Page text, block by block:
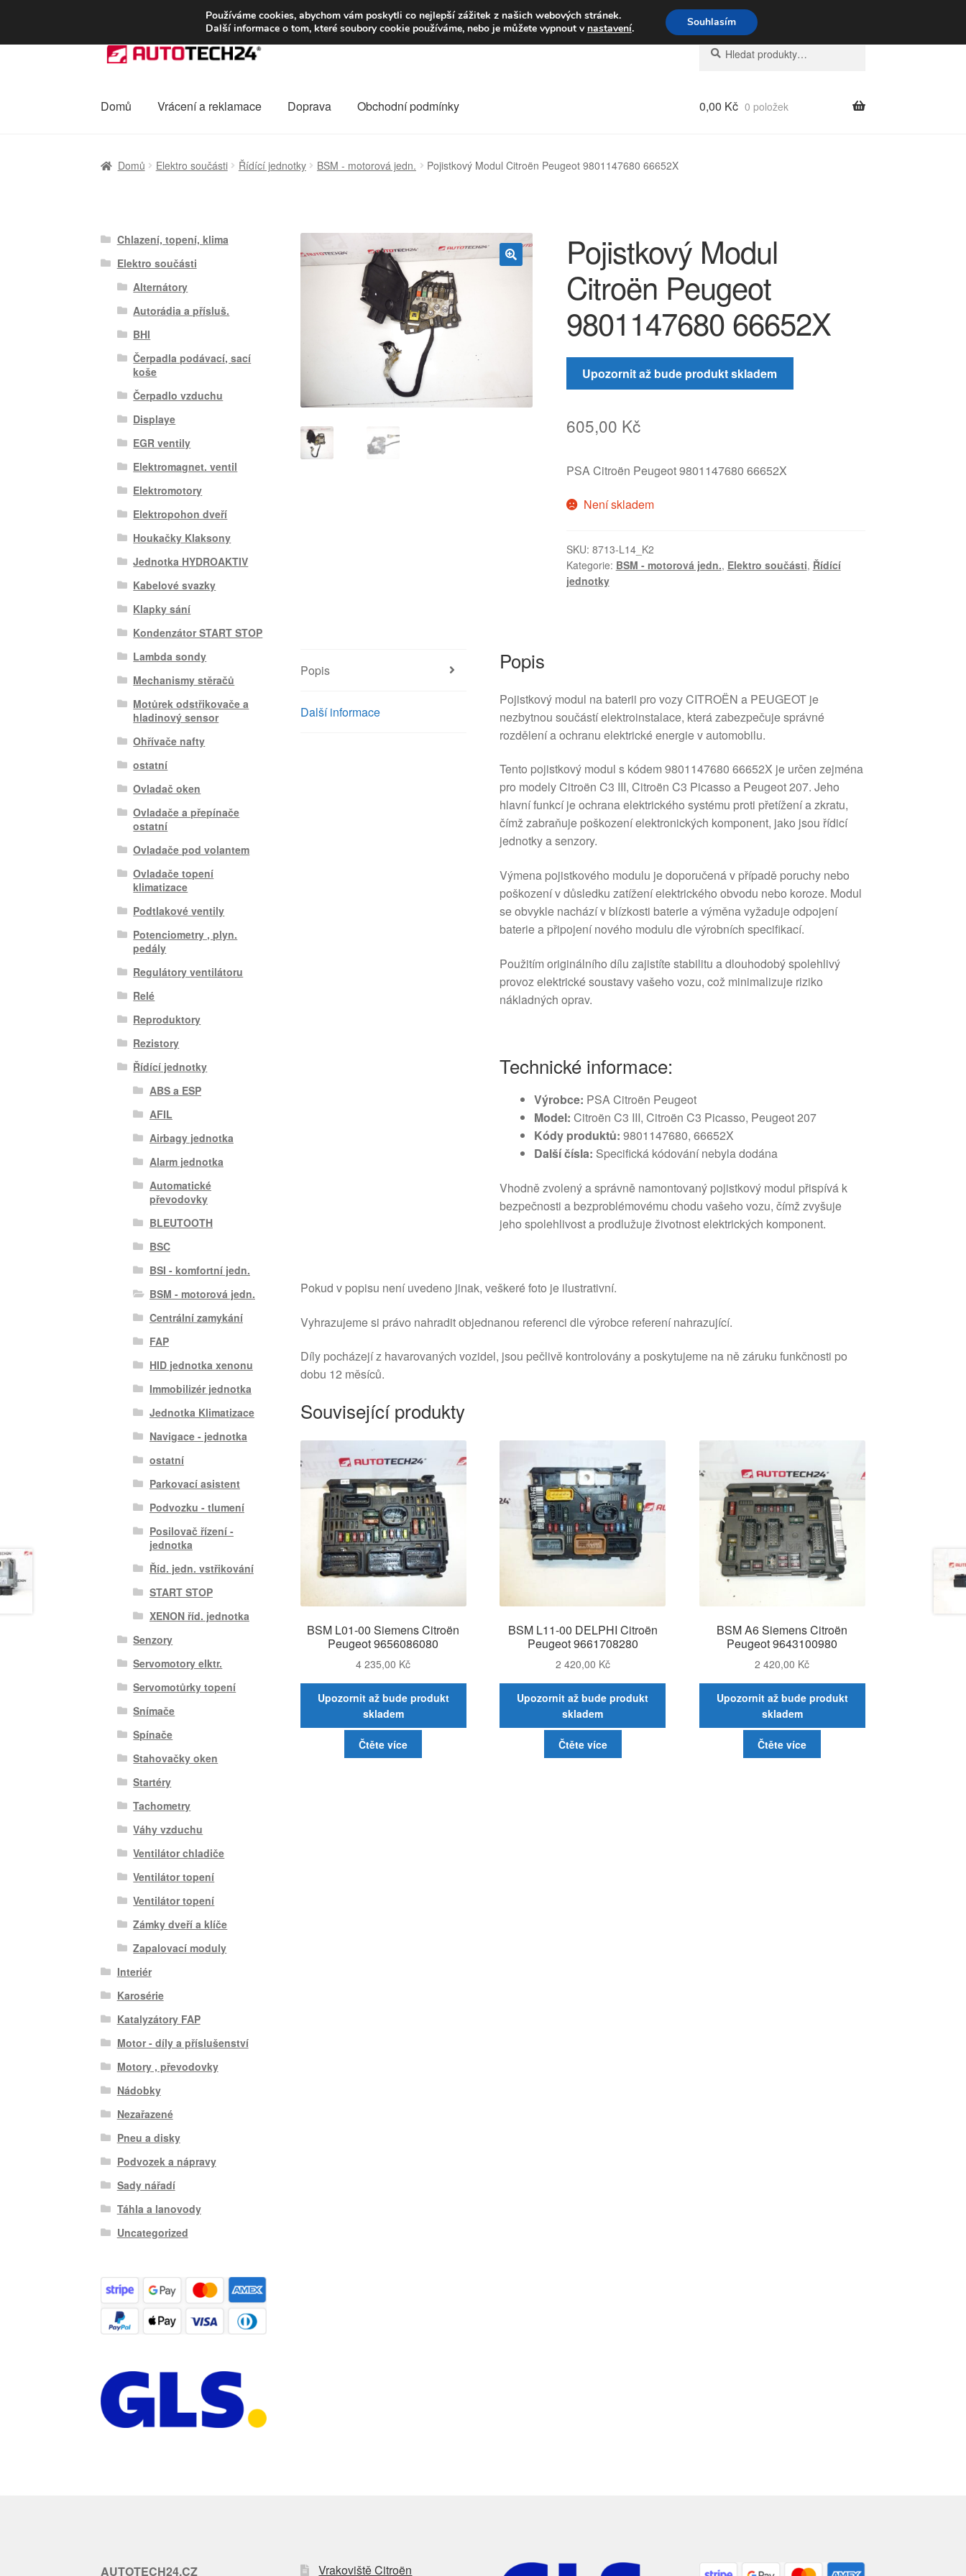
DOPRAVA od 139,-Kč Volejte po-pá 9-16 704 494 494
Přeskočit
na
Přejít
webu
Hledat:
Hledat
Domů Vrácení a reklamace Doprava Obchodní podmínky 0,00 Kč 0 položek
Domů Elektro součásti Řídící jednotky BSM - motorová jedn. Pojistkový Modul Citroën Peugeot 9801147680 66652X
Pojistkový Modul
Citroën Peugeot
9801147680 66652X
Upozornit až bude produkt skladem
605,00 Kč
PSA Citroën Peugeot 9801147680 66652X
Není skladem
SKU: 8713-L14_K2
Kategorie: BSM - motorová jedn., Elektro součásti, Řídící
jednotky
Popis
Další informace
Popis
Pojistkový modul na baterii pro vozy CITROËN a PEUGEOT je
nezbytnou součástí elektroinstalace, která zabezpečuje správné
rozdělení a ochranu elektrické energie v automobilu.
Tento pojistkový modul s kódem 9801147680 66652X je určen zejména
pro modely Citroën C3 III, Citroën C3 Picasso a Peugeot 207. Jeho
hlavní funkcí je ochrana elektrického systému proti přetížení a zkratu,
čímž zabraňuje poškození elektronických komponent, jako jsou řídicí
jednotky a senzory.
Výmena pojistkového modulu je doporučená v případě poruchy nebo
poškození v důsledku zatížení elektrického obvodu nebo koroze. Modul
se obvykle nachází v blízkosti baterie a výměna vyžaduje odpojení
baterie a připojení nového modulu dle výrobních specifikací.
Použitím originálního dílu zajistíte stabilitu a dlouhodobý spolehlivý
provoz elektrické soustavy vašeho vozu, což minimalizuje riziko
nákladných oprav.
Technické informace:
Výrobce: PSA Citroën Peugeot
Model: Citroën C3 III, Citroën C3 Picasso, Peugeot 207
Kódy produktů: 9801147680, 66652X
Další čísla: Specifická kódování nebyla dodána
Vhodně zvolený a správně namontovaný pojistkový modul přispívá k
bezpečnosti a bezproblémovému chodu vašeho vozu, čímž zvyšuje
jeho spolehlivost a prodlužuje životnost elektrických komponent.
Pokud v popisu není uvedeno jinak, veškeré foto je ilustrativní.
Vyhrazujeme si právo nahradit objednanou referenci dle výrobce referení nahrazující.
Díly pocházejí z havarovaných vozidel, jsou pečlivě kontrolovány a poskytujeme na ně záruku funkčnosti po
dobu 12 měsíců.
Související produkty
BSM L01-00 Siemens Citroën
Peugeot 9656086080
4 235,00 Kč
Upozornit až bude produkt
skladem
Čtěte více
BSM L11-00 DELPHI Citroën
Peugeot 9661708280
2 420,00 Kč
Upozornit až bude produkt
skladem
Čtěte více
BSM A6 Siemens Citroën
Peugeot 9643100980
2 420,00 Kč
Upozornit až bude produkt
skladem
Čtěte více
Chlazení, topení, klima
Elektro součásti
Alternátory
Autorádia a přísluš.
BHI
Čerpadla podávací, sací
koše
Čerpadlo vzduchu
Displaye
EGR ventily
Elektromagnet. ventil
Elektromotory
Elektropohon dveří
Houkačky Klaksony
Jednotka HYDROAKTIV
Kabelové svazky
Klapky sání
Kondenzátor START STOP
Lambda sondy
Mechanismy stěračů
Motůrek odstřikovače a
hladinový sensor
Ohřívače nafty
ostatní
Ovladač oken
Ovladače a přepínače
ostatní
Ovladače pod volantem
Ovladače topení
klimatizace
Podtlakové ventily
Potenciometry , plyn.
pedály
Regulátory ventilátoru
Relé
Reproduktory
Rezistory
Řídící jednotky
ABS a ESP
AFIL
Airbagy jednotka
Alarm jednotka
Automatické
převodovky
BLEUTOOTH
BSC
BSI - komfortní jedn.
BSM - motorová jedn.
Centrální zamykání
FAP
HID jednotka xenonu
Immobilizér jednotka
Jednotka Klimatizace
Navigace - jednotka
ostatní
Parkovací asistent
Podvozku - tlumení
Posilovač řízení -
jednotka
Říd. jedn. vstřikování
START STOP
XENON říd. jednotka
Senzory
Servomotory elktr.
Servomotůrky topení
Snímače
Spínače
Stahovačky oken
Startéry
Tachometry
Váhy vzduchu
Ventilátor chladiče
Ventilátor topení
Ventilátor topení
Zámky dveří a klíče
Zapalovací moduly
Interiér
Karosérie
Katalyzátory FAP
Motor - díly a příslušenství
Motory , převodovky
Nádobky
Nezařazené
Pneu a disky
Podvozek a nápravy
Sady nářadí
Táhla a lanovody
Uncategorized
AUTOTECH24.CZ Vrakoviště Citroën
Používáme cookies, abychom vám poskytli co nejlepší zážitek z našich webových stránek.
Další informace o tom, které soubory cookie používáme, nebo je můžete vypnout v nastavení. Souhlasím